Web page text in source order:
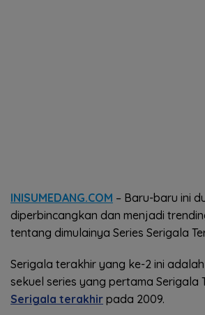
INISUMEDANG.COM – Baru-baru ini
diperbincangkan dan menjadi
tentang dimulainya Series Serigala
Serigala terakhir yang ke-2 ini
sekuel series yang pertama Serigala
Serigala terakhir pada 2009.